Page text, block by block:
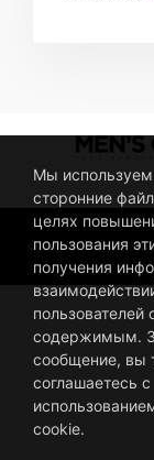
© 2019
Мы
сторонние
целях
пользования
получения
пользователей
содержимым.
сообщение,
соглашаетесь с
cookie.